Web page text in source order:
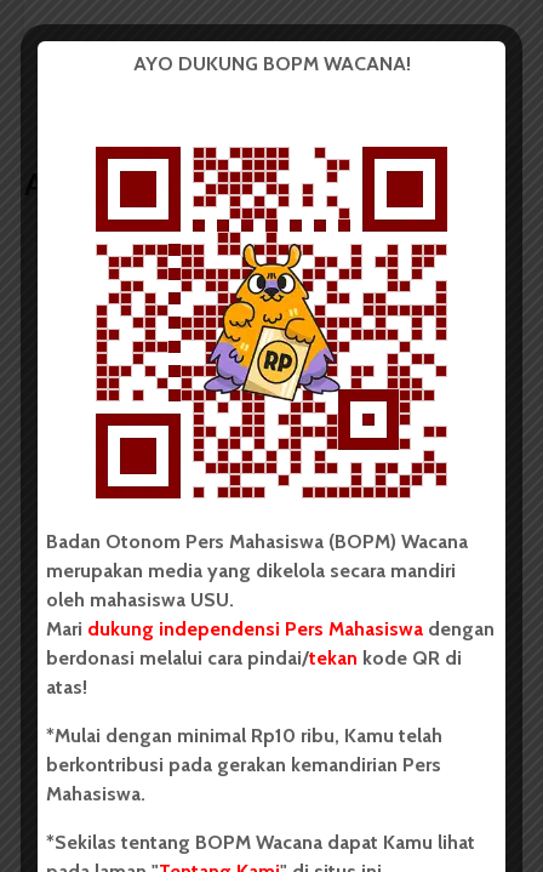
Aksi Solidaritas Buruh,
Gubernur FP: Surat
Artikel terkait lain
BERITA KAMPUS
BPDP Sosialisasikan Lomba Riset
Mahasiswa 2026, Dorong Inovasi
Penelitian dalam Sektor
Perkebunan
Redaksi 2 menit waktu baca
BERITA KAMPUS
USU Raih Juara di Festival Literasi
Sumatra Utara 2026
Dark Mode | Moda Gelap
AYO DUKUNG BOPM WACANA!
Badan Otonom Pers Mahasiswa (BOPM) Wacana
merupakan media yang dikelola secara mandiri
oleh mahasiswa USU.
Mari dukung independensi Pers Mahasiswa dengan
berdonasi melalui cara pindai/tekan kode QR di
atas!
*Mulai dengan minimal Rp10 ribu, Kamu telah
berkontribusi pada gerakan kemandirian Pers
Mahasiswa.
*Sekilas tentang BOPM Wacana dapat Kamu lihat